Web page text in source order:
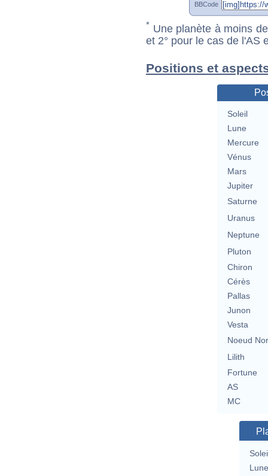
BBCode
* Une planète à moins
et 2° pour le cas de l'AS
Positions et
Soleil
Lune
Mercure
Vénus
Mars
Jupiter
Saturne
Uranus
Neptune
Pluton
Chiron
Cérès
Pallas
Junon
Vesta
Noeud
Lilith
Fortune
AS
MC
Lune